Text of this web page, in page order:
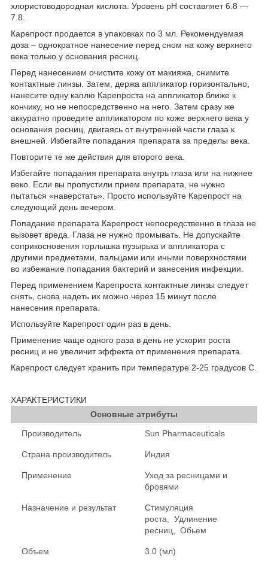
хлористоводородная кислота. Уровень рН составляет 6.8 ―
7.8.
Карепрост продается в упаковках по 3 мл. Рекомендуемая
доза – однократное нанесение перед сном на кожу верхнего
века только у основания ресниц.
Перед нанесением очистите кожу от макияжа, снимите
контактные линзы. Затем, держа аппликатор горизонтально,
нанесите одну каплю Карепроста на аппликатор ближе к
кончику, но не непосредственно на него. Затем сразу же
аккуратно проведите аппликатором по коже верхнего века у
основания ресниц, двигаясь от внутренней части глаза к
внешней. Избегайте попадания препарата за пределы века.
Повторите те же действия для второго века.
Избегайте попадания препарата внутрь глаза или на нижнее
веко. Если вы пропустили прием препарата, не нужно
пытаться «наверстать». Просто используйте Карепрост на
следующий день вечером.
Попадание препарата Карепрост непосредственно в глаза не
вызовет вреда. Глаза не нужно промывать. Не допускайте
соприкосновения горлышка пузырька и аппликатора с
другими предметами, пальцами или иными поверхностями
во избежание попадания бактерий и занесения инфекции.
Перед применением Карепроста контактные линзы следует
снять, снова надеть их можно через 15 минут после
нанесения препарата.
Используйте Карепрост один раз в день.
Применение чаще одного раза в день не ускорит роста
ресниц и не увеличит эффекта от применения препарата.
Карепрост следует хранить при температуре 2-25 градусов С.
ХАРАКТЕРИСТИКИ
Основные атрибуты
Производитель
Sun Pharmaceuticals
Страна производитель Индия
Применение
Уход за ресницами и
бровями
Назначение и результат
Стимуляция
роста, Удлинение
ресниц, Обьем
Объем 3.0 (мл)